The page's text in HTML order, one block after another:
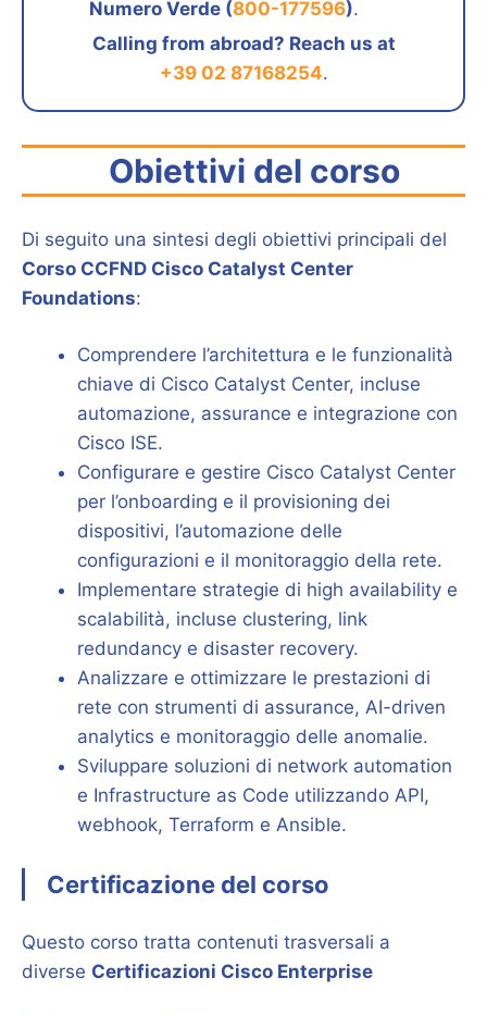
Numero Verde (800-177596).
Calling from abroad? Reach us at
+39 02 87168254.
Obiettivi del corso
Di seguito una sintesi degli obiettivi principali del
Corso CCFND Cisco Catalyst Center
Foundations:
Comprendere l’architettura e le funzionalità
chiave di Cisco Catalyst Center, incluse
automazione, assurance e integrazione con
Cisco ISE.
Configurare e gestire Cisco Catalyst Center
per l’onboarding e il provisioning dei
dispositivi, l’automazione delle
configurazioni e il monitoraggio della rete.
Implementare strategie di high availability e
scalabilità, incluse clustering, link
redundancy e disaster recovery.
Analizzare e ottimizzare le prestazioni di
rete con strumenti di assurance, AI-driven
analytics e monitoraggio delle anomalie.
Sviluppare soluzioni di network automation
e Infrastructure as Code utilizzando API,
webhook, Terraform e Ansible.
Certificazione del corso
Questo corso tratta contenuti trasversali a
diverse Certificazioni Cisco Enterprise